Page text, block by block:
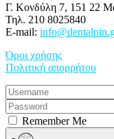
Γ. Κονδύλη 7, 151 22
Τηλ. 210 8025840
E-mail:
Όροι χρήσης
Πολιτική απορρήτου
Remember Me